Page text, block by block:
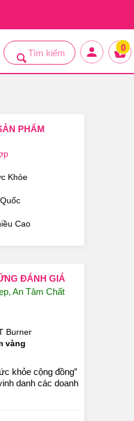
0
PHẨM
Khỏe
Cao
ĐÁNH GIÁ
An Tâm Chất
Burner
vàng
khỏe cộng đồng”
danh các doanh